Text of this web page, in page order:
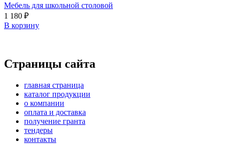
Мебель для школьной столовой
1 180 ₽
В корзину
Страницы сайта
главная страница
каталог продукции
о компании
оплата и доставка
получение гранта
тендеры
контакты